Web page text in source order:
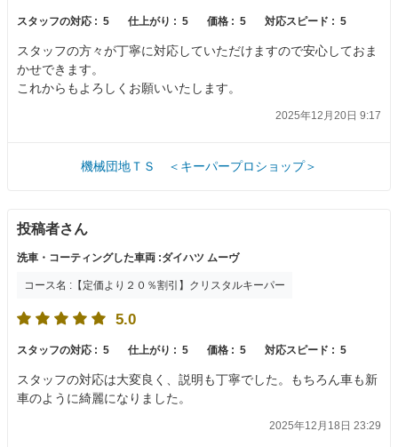
スタッフの対応 : 5 仕上がり : 5 価格 : 5 対応スピード : 5
スタッフの方々が丁寧に対応していただけますので安心しておま
かせできます。
これからもよろしくお願いいたします。
2025年12月20日 9:17
機械団地ＴＳ ＜キーパープロショップ＞
投稿者さん
洗車・コーティングした車両 :ダイハツ ムーヴ
コース名 :【定価より２０％割引】クリスタルキーパー
5.0
スタッフの対応 : 5 仕上がり : 5 価格 : 5 対応スピード : 5
スタッフの対応は大変良く、説明も丁寧でした。もちろん車も新
車のように綺麗になりました。
2025年12月18日 23:29